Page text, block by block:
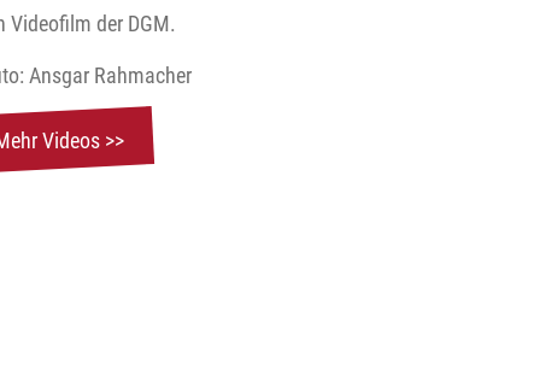
Videofilm der DGM.
Ansgar Rahmacher
Videos >>